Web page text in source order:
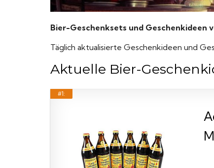
Bier-Geschenksets und Geschenkideen
Täglich aktualisierte Geschenkideen und
Aktuelle Bier-
#1: